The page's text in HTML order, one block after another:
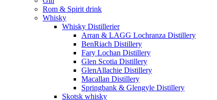
Rom & Spirit drink
Whisky
Whisky Distillerier
Arran & LAGG Lochranza Distillery
BenRiach Distillery
Fary Lochan Distillery
Glen Scotia Distillery
GlenAllachie Distillery
Macallan Distillery
Springbank & Glengyle Distillery
Skotsk whisky